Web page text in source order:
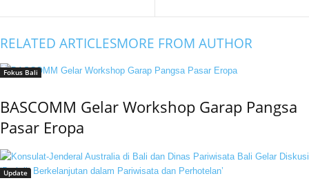
RELATED ARTICLESMORE FROM AUTHOR
Fokus Bali
BASCOMM Gelar Workshop Garap Pangsa
Pasar Eropa
Update